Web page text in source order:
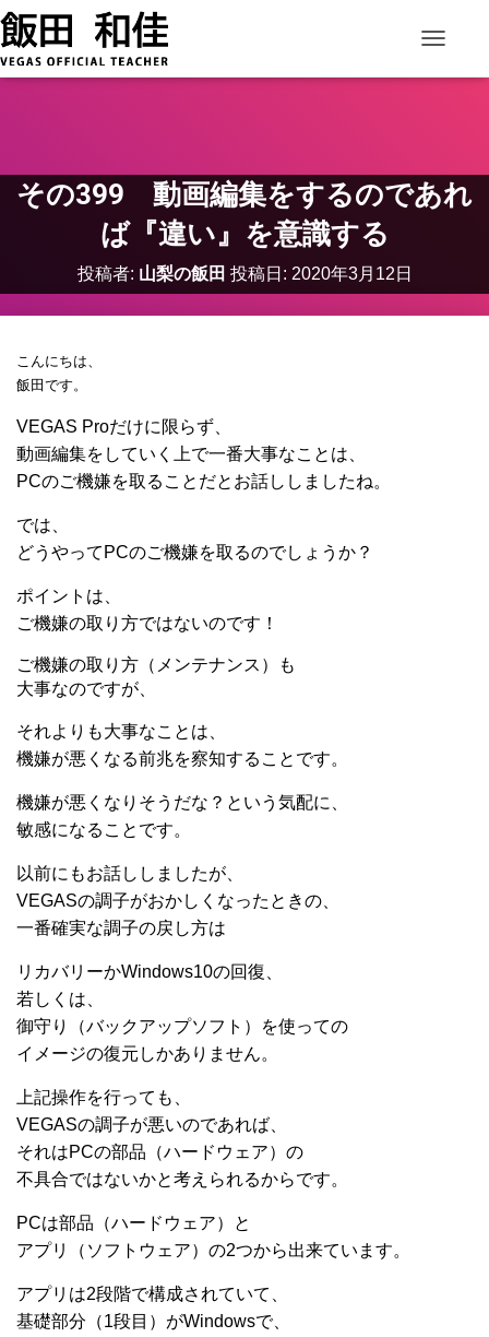
その399 動画編集をするのであれ
ば『違い』を意識する
投稿者: 山梨の飯田 投稿日: 2020年3月12日
こんにちは、
飯田です。
VEGAS Proだけに限らず、
動画編集をしていく上で一番大事なことは、
PCのご機嫌を取ることだとお話ししましたね。
では、
どうやってPCのご機嫌を取るのでしょうか？
ポイントは、
ご機嫌の取り方ではないのです！
ご機嫌の取り方（メンテナンス）も
大事なのですが、
それよりも大事なことは、
機嫌が悪くなる前兆を察知することです。
機嫌が悪くなりそうだな？という気配に、
敏感になることです。
以前にもお話ししましたが、
VEGASの調子がおかしくなったときの、
一番確実な調子の戻し方は
リカバリーかWindows10の回復、
若しくは、
御守り（バックアップソフト）を使っての
イメージの復元しかありません。
上記操作を行っても、
VEGASの調子が悪いのであれば、
それはPCの部品（ハードウェア）の
不具合ではないかと考えられるからです。
PCは部品（ハードウェア）と
アプリ（ソフトウェア）の2つから出来ています。
アプリは2段階で構成されていて、
基礎部分（1段目）がWindowsで、